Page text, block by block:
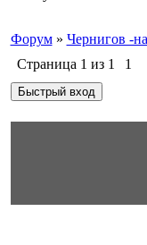
Форум » Чернигов -
Страница 1 из 1 1